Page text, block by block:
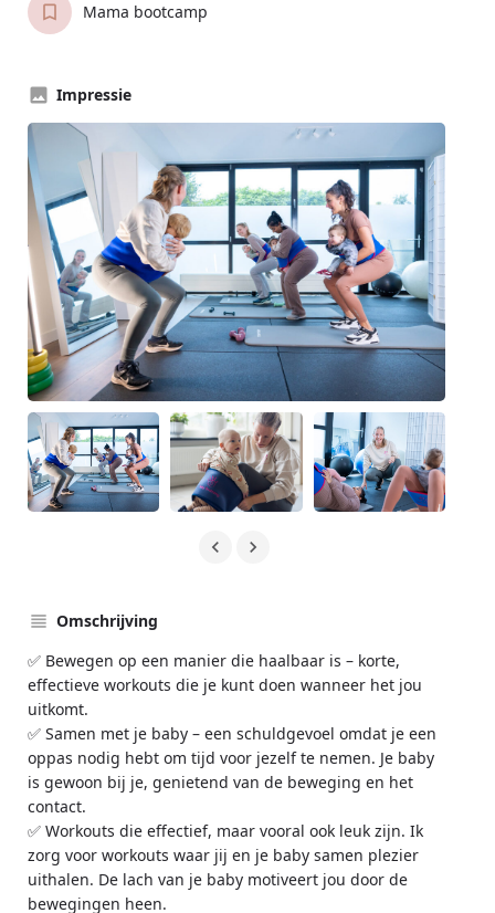
Mama bootcamp
Impressie
Omschrijving
✅ Bewegen op een manier die haalbaar is – korte,
effectieve workouts die je kunt doen wanneer het jou
uitkomt.
✅ Samen met je baby – een schuldgevoel omdat je een
oppas nodig hebt om tijd voor jezelf te nemen. Je baby
is gewoon bij je, genietend van de beweging en het
contact.
✅ Workouts die effectief, maar vooral ook leuk zijn. Ik
zorg voor workouts waar jij en je baby samen plezier
uithalen. De lach van je baby motiveert jou door de
bewegingen heen.